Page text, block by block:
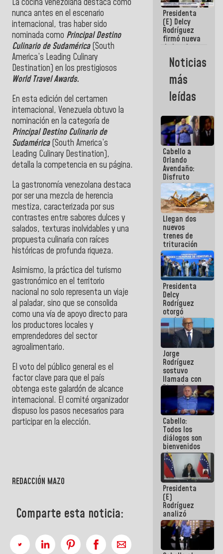
La cocina venezolana destaca como
nunca antes en el escenario
internacional, tras haber sido
nominada como Principal Destino
Culinario de Sudamérica(South
America’s Leading Culinary
Destination) en los prestigiosos
World Travel Awards.
En esta edición del certamen
internacional, Venezuela obtuvo la
nominación en la categoría de
Principal Destino Culinario de
Sudamérica(South America’s
Leading Culinary Destination),
detalla la competencia en su página.
La gastronomía venezolana destaca
por ser una mezcla de herencia
mestiza, caracterizada por sus
contrastes entre sabores dulces y
salados, texturas inolvidables y una
propuesta culinaria con raíces
históricas de profunda riqueza.
Asimismo, la práctica del turismo
gastronómico en el territorio
nacional no solo representa un viaje
al paladar, sino que se consolida
como una vía de apoyo directo para
los productores locales y
emprendedores del sector
agroalimentario.
El voto del público general es el
factor clave para que el país
obtenga este galardón de alcance
internacional. El comité organizador
dispuso los pasos necesarios para
participar en la elección.
REDACCIÓN MAZO
Comparte esta noticia:
en Caracas
Presidenta
(E) Delcy
Rodríguez
firmó nueva
de Ley de
Arrendamiento
aprobada
por la AN
Noticias
más
leídas
Cabello a
Orlando
Avendaño:
Disfruto
cada vez
que escribes
porque lo
que haces
es
embarrarla
Llegan dos
nuevos
trenes de
trituración
para
optimizar
manejo de
escombros
en La Guaira
Presidenta
Delcy
Rodríguez
otorgó
medalla
"Héroe de
Venezuela"
a servidores
públicos
Jorge
Rodríguez
sostuvo
llamada con
Dinorah
Figuera y
acuerdan
primer
encuentro
presencial
para el
diálogo
Cabello:
Todos los
diálogos son
bienvenidos
siempre que
estén en el
marco de la
Constitución
de la
República
Presidenta
(E)
Rodríguez
analizó
junto a
gobernadores
planes de
recuperación